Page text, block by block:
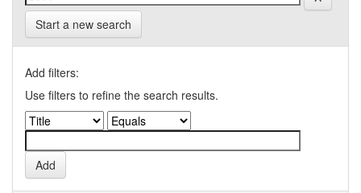
Start a new search
Add filters:
Use filters to refine the search results.